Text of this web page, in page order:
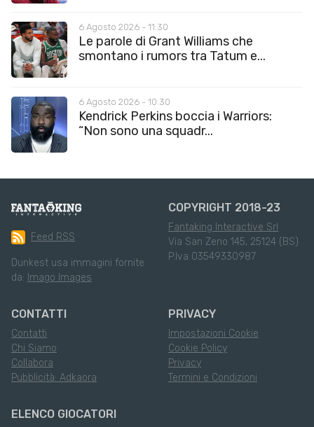
6 Agosto 2026 - 11:30
Le parole di Grant Williams che
smontano i rumors tra Tatum e...
6 Agosto 2026 - 10:30
Kendrick Perkins boccia i Warriors:
“Non sono una squadr...
Feed RSS
Dunkest usa immagini fornite
da: Imago Images
COPYRIGHT 2018-23
Fantaking Interactive Srl
Via San Zeno 145, 25124 (BS)
P.Iva 03549330987
CONTATTI
Contatti
Chi Siamo
Collabora
Pubblicità: Adkaora
PRIVACY
Impostazioni Cookie
Cookie Policy
Privacy
Termini e Condizioni
ELENCO GIOCATORI